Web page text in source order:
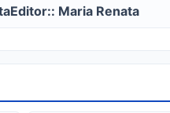
Editor:: Maria Renata